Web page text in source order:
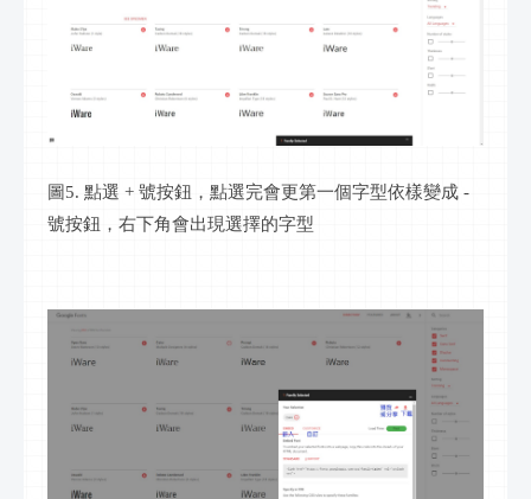
圖5. 點選 + 號按鈕，點選完會更第一個字型依樣變成 -
號按鈕，右下角會出現選擇的字型